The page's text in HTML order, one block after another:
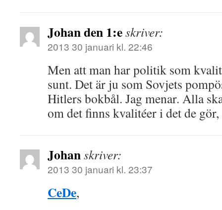
Johan den 1:eskriver:
2013 30 januari kl. 22:46
Men att man har politik som
sunt. Det är ju som Sovjets
Hitlers bokbål. Jag menar. Alla
om det finns kvalitéer i det de
Johanskriver:
2013 30 januari kl. 23:37
CeDe,